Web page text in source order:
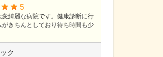
5
綺麗な病院です。健康診断に行
がきちんとしており待ち時間も少
ク